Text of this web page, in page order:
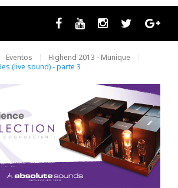
Facebook
Youtube InstagramTwitter
Eventos
Highend 2013 - Munique
(live sound) - parte 3